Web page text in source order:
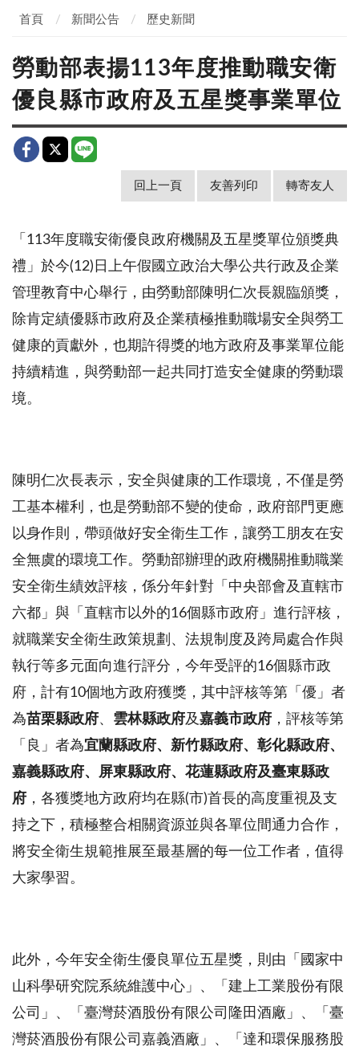
首頁 新聞公告 歷史新聞
勞動部表揚113年度推動職安衛
優良縣市政府及五星獎事業單位
回上一頁 友善列印 轉寄友人
「 113年度職安衛優良政府機關及五星獎單位頒獎典
禮」於今(12)日上午假國立政治大學公共行政及企業
管理教育中心舉行，由勞動部陳明仁次長親臨頒獎，
除肯定績優縣市政府及企業積極推動職場安全與勞工
健康的貢獻外，也期許得獎的地方政府及事業單位能
持續精進，與勞動部一起共同打造安全健康的勞動環
境。
陳明仁次長表示，安全與健康的工作環境，不僅是勞
工基本權利，也是勞動部不變的使命，政府部門更應
以身作則，帶頭做好安全衛生工作，讓勞工朋友在安
全無虞的環境工作。勞動部辦理的政府機關推動職業
安全衛生績效評核，係分年針對「中央部會及直轄市
六都」與「直轄市以外的16個縣市政府」進行評核，
就職業安全衛生政策規劃、法規制度及跨局處合作與
執行等多元面向進行評分，今年受評的16個縣市政
府，計有10個地方政府獲獎，其中評核等第「優」者
為苗栗縣政府、 雲林縣政府及嘉義市政府 ，評核等第
「良」者為宜蘭縣政府、新竹縣政府、彰化縣政府、
嘉義縣政府、屏東縣政府、花蓮縣政府及臺東縣政
府 ，各獲獎地方政府均在縣(市)首長的高度重視及支
持之下，積極整合相關資源並與各單位間通力合作，
將安全衛生規範推展至最基層的每一位工作者，值得
大家學習。
此外，今年安全衛生優良單位五星獎，則由「國家中
山科學研究院系統維護中心」、「建上工業股份有限
公司」、「臺灣菸酒股份有限公司隆田酒廠」、「臺
灣菸酒股份有限公司嘉義酒廠」、「達和環保服務股